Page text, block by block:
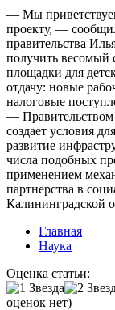
— Мы
проекту, —
правительства
получить весомый
площадки для
отдачу: новые
налоговые
— Правительством
создает условия
развитие
числа подобных
применением
партнерства в
Калининградской
Главная
Наука
Оценка статьи:
оценок нет)